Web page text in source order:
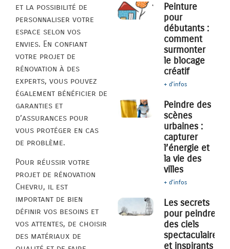
et la possibilité de
personnaliser votre
espace selon vos
envies. En confiant
votre projet de
rénovation à des
experts, vous pouvez
également bénéficier de
garanties et
d’assurances pour
vous protéger en cas
de problème.
Pour réussir votre
projet de rénovation
Chevru, il est
important de bien
définir vos besoins et
vos attentes, de choisir
des matériaux de
Peinture
pour
débutants :
comment
surmonter
le blocage
créatif
+ d'infos
Peindre des
scènes
urbaines :
capturer
l’énergie et
la vie des
villes
+ d'infos
Les secrets
pour peindre
des ciels
spectaculaires
et inspirants